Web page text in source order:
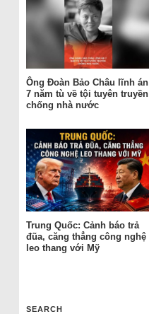
Ông Đoàn Bảo Châu lĩnh án
7 năm tù về tội tuyên truyền
chống nhà nước
Trung Quốc: Cảnh báo trả
đũa, căng thẳng công nghệ
leo thang với Mỹ
SEARCH